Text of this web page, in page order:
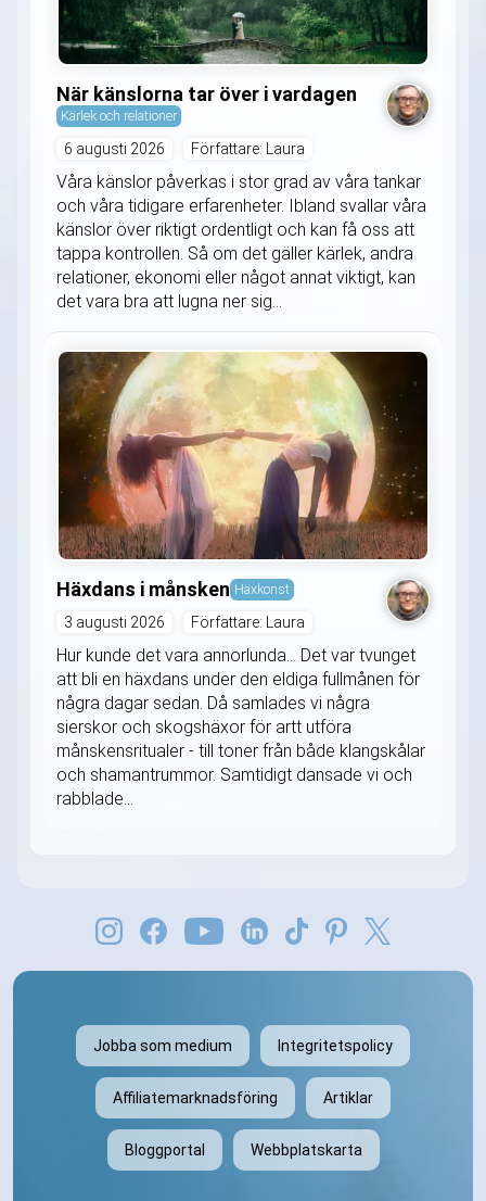
När känslorna tar över i vardagen
Kärlek och relationer
6 augusti 2026 Författare: Laura
Våra känslor påverkas i stor grad av våra tankar
och våra tidigare erfarenheter. Ibland svallar våra
känslor över riktigt ordentligt och kan få oss att
tappa kontrollen. Så om det gäller kärlek, andra
relationer, ekonomi eller något annat viktigt, kan
det vara bra att lugna ner sig...
Häxdans i månsken Häxkonst
3 augusti 2026 Författare: Laura
Hur kunde det vara annorlunda... Det var tvunget
att bli en häxdans under den eldiga fullmånen för
några dagar sedan. Då samlades vi några
sierskor och skogshäxor för artt utföra
månskensritualer - till toner från både klangskålar
och shamantrummor. Samtidigt dansade vi och
rabblade...
Jobba som medium Integritetspolicy
Affiliatemarknadsföring Artiklar
Bloggportal Webbplatskarta